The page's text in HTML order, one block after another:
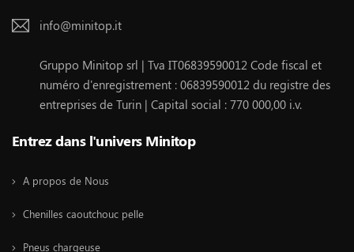
info@minitop.it
Gruppo Minitop srl | Tva IT06839590012 Code fiscal et
numéro d'enregistrement : 06839590012 du registre des
entreprises de Turin | Capital social : 770 000,00 i.v.
Entrez dans l'univers Minitop
A propos de Nous
Chenilles caoutchouc pelle
Pneus chargeuse